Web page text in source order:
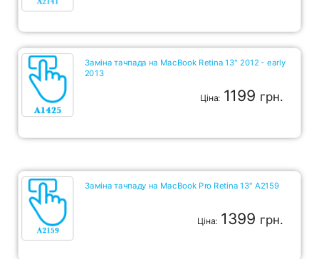
Заміна тачпада на MacBook Retina 13" 2012 - early
2013
Ціна: 1199 грн.
Заміна тачпаду на MacBook Pro Retina 13" A2159
Ціна: 1399 грн.